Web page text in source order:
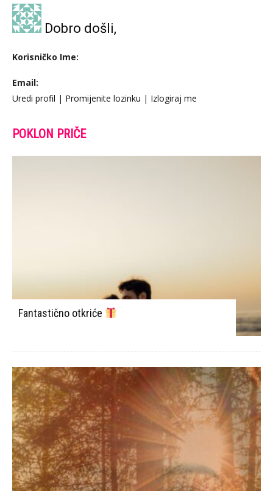
Dobro došli,
Korisničko Ime:
Email:
Uredi profil | Promijenite lozinku | Izlogiraj me
POKLON PRIČE
Fantastično otkriće